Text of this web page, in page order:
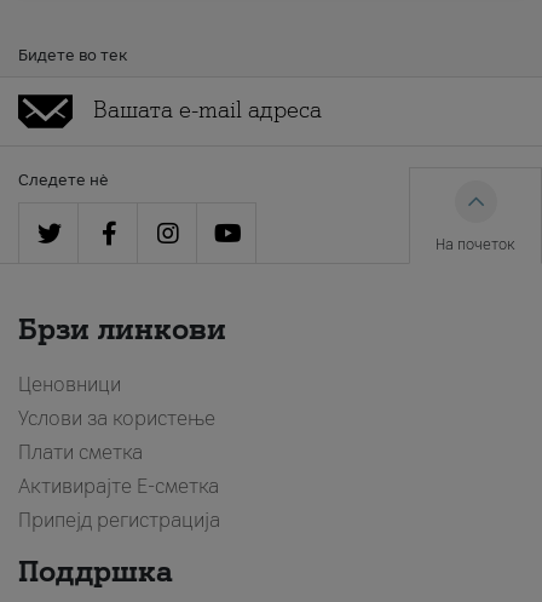
Бидете во тек
Следете нè
На почеток
Брзи линкови
Ценовници
Услови за користење
Плати сметка
Активирајте Е-сметка
Припејд регистрација
Поддршка